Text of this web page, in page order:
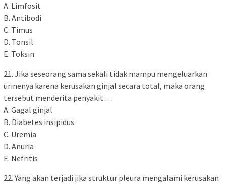
A. Limfosit
B. Antibodi
C. Timus
D. Tonsil
E. Toksin
21. Jika seseorang sama sekali tidak mampu mengeluarkan
urinenya karena kerusakan ginjal secara total, maka orang
tersebut menderita penyakit …
A. Gagal ginjal
B. Diabetes insipidus
C. Uremia
D. Anuria
E. Nefritis
22. Yang akan terjadi jika struktur pleura mengalami kerusakan